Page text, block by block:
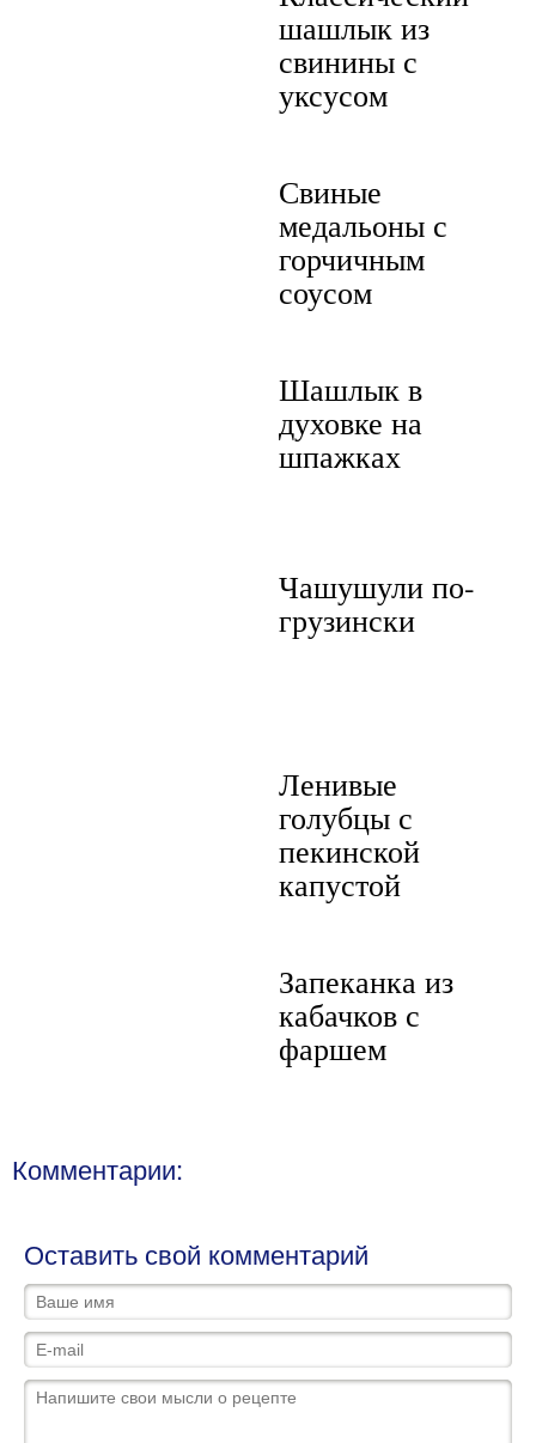
шашлык из
свинины с
уксусом
Свиные
медальоны с
горчичным
соусом
Шашлык в
духовке на
шпажках
Чашушули по-
грузински
Ленивые
голубцы с
пекинской
капустой
Запеканка из
кабачков с
фаршем
Комментарии:
Оставить свой комментарий